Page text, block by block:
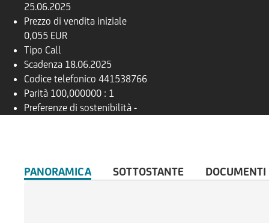
25.06.2025
Prezzo di vendita iniziale
0,055 EUR
Tipo Call
Scadenza 18.06.2025
Codice telefonico 441538766
Parità 100,000000 : 1
Preferenze di sostenibilità -
PANORAMICA SOTTOSTANTE DOCUMENTI